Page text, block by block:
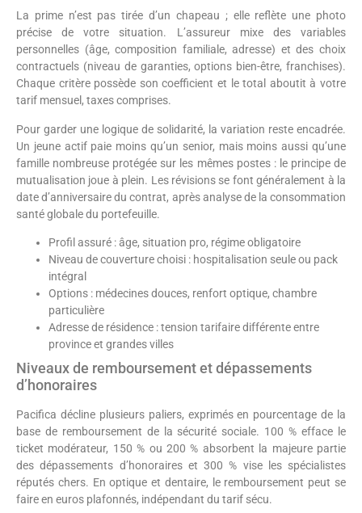
La prime n’est pas tirée d’un chapeau ; elle reflète une photo
précise de votre situation. L’assureur mixe des variables
personnelles (âge, composition familiale, adresse) et des choix
contractuels (niveau de garanties, options bien-être, franchises).
Chaque critère possède son coefficient et le total aboutit à votre
tarif mensuel, taxes comprises.
Pour garder une logique de solidarité, la variation reste encadrée.
Un jeune actif paie moins qu’un senior, mais moins aussi qu’une
famille nombreuse protégée sur les mêmes postes : le principe de
mutualisation joue à plein. Les révisions se font généralement à la
date d’anniversaire du contrat, après analyse de la consommation
santé globale du portefeuille.
Profil assuré : âge, situation pro, régime obligatoire
Niveau de couverture choisi : hospitalisation seule ou pack
intégral
Options : médecines douces, renfort optique, chambre
particulière
Adresse de résidence : tension tarifaire différente entre
province et grandes villes
Niveaux de remboursement et dépassements
d’honoraires
Pacifica décline plusieurs paliers, exprimés en pourcentage de la
base de remboursement de la sécurité sociale. 100 % efface le
ticket modérateur, 150 % ou 200 % absorbent la majeure partie
des dépassements d’honoraires et 300 % vise les spécialistes
réputés chers. En optique et dentaire, le remboursement peut se
faire en euros plafonnés, indépendant du tarif sécu.